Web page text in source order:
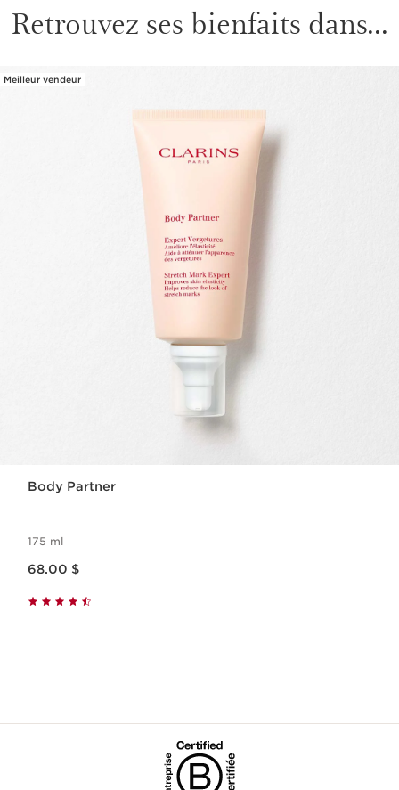
Retrouvez ses bienfaits dans...
Meilleur vendeur
Body Partner
175 ml
68.00 $